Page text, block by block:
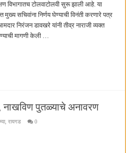
विभागातच टोलवाटोलवी सुरू झाली आहे. या
सचिवांना निर्णय घेण्याची विनंती करणारे पत्र
निरंजन डावखरे यांनी तीव्र नाराजी व्यक्त
मागणी केली …
नाखविण पुतळ्याचे अनावरण
,रायगड 0